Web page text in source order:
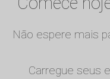
Não espere mais
Carregue seus